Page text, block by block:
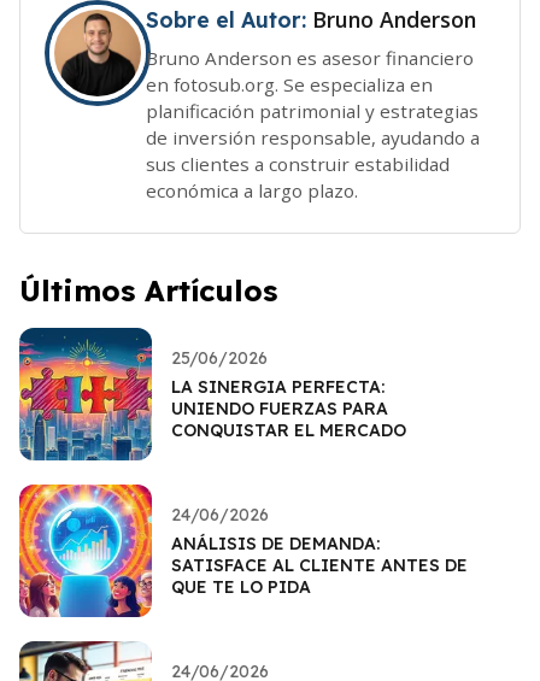
Sobre el Autor: Bruno Anderson
Bruno Anderson es asesor financiero
en fotosub.org. Se especializa en
planificación patrimonial y estrategias
de inversión responsable, ayudando a
sus clientes a construir estabilidad
económica a largo plazo.
Últimos Artículos
25/06/2026
LA SINERGIA PERFECTA:
UNIENDO FUERZAS PARA
CONQUISTAR EL MERCADO
24/06/2026
ANÁLISIS DE DEMANDA:
SATISFACE AL CLIENTE ANTES DE
QUE TE LO PIDA
24/06/2026